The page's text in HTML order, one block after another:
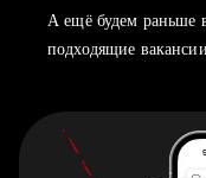
А ещё будем раньше
подходящие